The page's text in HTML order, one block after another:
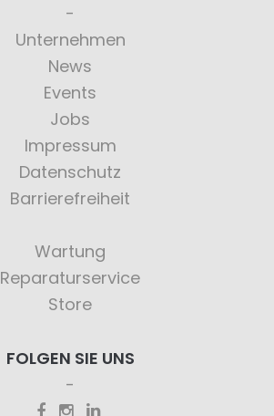
Unternehmen
News
Events
Jobs
Impressum
Datenschutz
Barrierefreiheit
Wartung
Reparaturservice
Store
FOLGEN SIE UNS